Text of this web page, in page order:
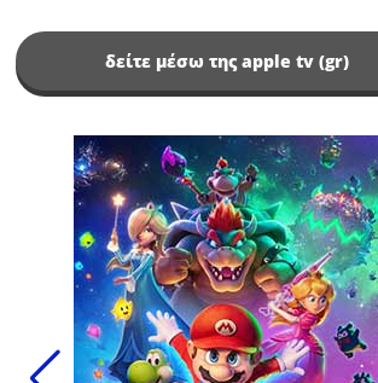
δείτε μέσω της apple tv (gr)